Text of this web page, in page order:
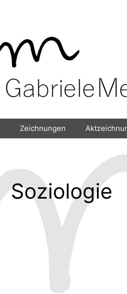
Zeichnungen
Soziologie